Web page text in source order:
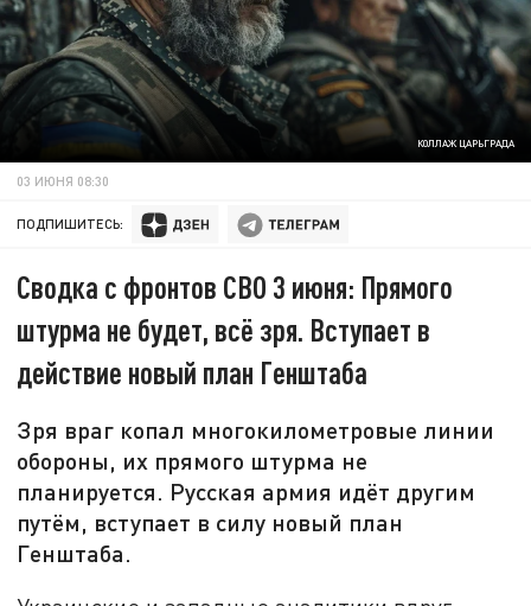
КОЛЛАЖ ЦАРЬГРАДА
03 ИЮНЯ 08:30
ПОДПИШИТЕСЬ:
Сводка с фронтов СВО 3 июня: Прямого
штурма не будет, всё зря. Вступает в
действие новый план Генштаба
Зря враг копал многокилометровые линии
обороны, их прямого штурма не
планируется. Русская армия идёт другим
путём, вступает в силу новый план
Генштаба.